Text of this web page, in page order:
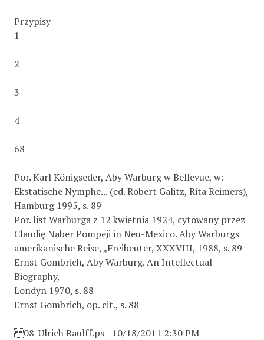
Przypisy
1
2
3
4
68
Por. Karl Königseder, Aby Warburg w Bellevue, w:
Ekstatische Nymphe... (ed. Robert Galitz, Rita Reimers),
Hamburg 1995, s. 89
Por. list Warburga z 12 kwietnia 1924, cytowany przez
Claudię Naber Pompeji in Neu-Mexico. Aby Warburgs
amerikanische Reise, „Freibeuter, XXXVIII, 1988, s. 89
Ernst Gombrich, Aby Warburg. An Intellectual
Biography,
Londyn 1970, s. 88
Ernst Gombrich, op. cit., s. 88
08_Ulrich Raulff.ps - 10/18/2011 2:30 PM